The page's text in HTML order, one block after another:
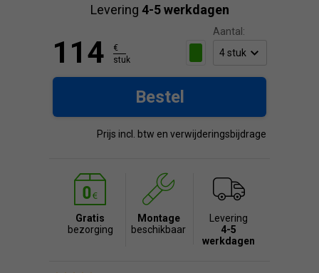
Levering 4-5 werkdagen
Aantal:
114
€
stuk
Bestel
Prijs incl. btw en verwijderingsbijdrage
Gratis
bezorging
Montage
beschikbaar
Levering
4-5
werkdagen